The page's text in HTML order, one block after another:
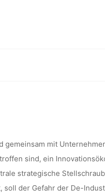
Technology Center
gemeinsam mit
sind, ein
strategische
der Gefahr der De-